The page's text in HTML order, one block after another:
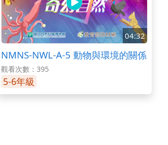
04:32
NMNS-NWL-A-5 動物與環境的關係
觀看次數：395
5-6年級